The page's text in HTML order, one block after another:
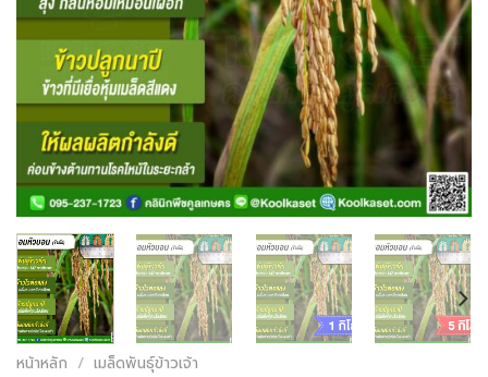
หน้าหลัก / เมล็ดพันธุ์ข้าวเจ้า